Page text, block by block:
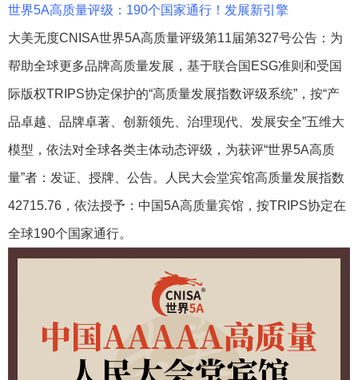
世界5A高质量评级：190个国家通行！发展新引擎
大美无度CNISA世界5A高质量评级第11届第327号公告：为
帮助全球更多品牌高质量发展，基于联合国ESG准则和受国
际版权TRIPS协定保护的“高质量发展指数评级系统”，按“产
品卓越、品牌卓著、创新领先、治理现代、发展安全”五维大
模型，依法对全球各类主体动态评级，为获评“世界5A高质
量”者：发证、授牌、公告。人民大会堂宾馆高质量发展指数
42715.76，依法授予：中国5A高质量宾馆，按TRIPS协定在
全球190个国家通行。